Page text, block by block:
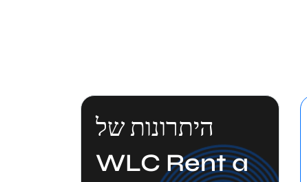
היתרונות של
WLC Rent a